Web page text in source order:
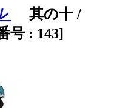
其の十 /
号 : 143]